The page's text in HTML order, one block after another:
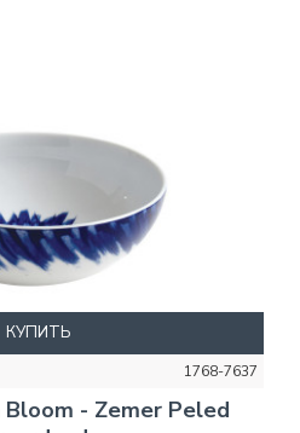
1768-7637
- Zemer Peled
КУПИТЬ